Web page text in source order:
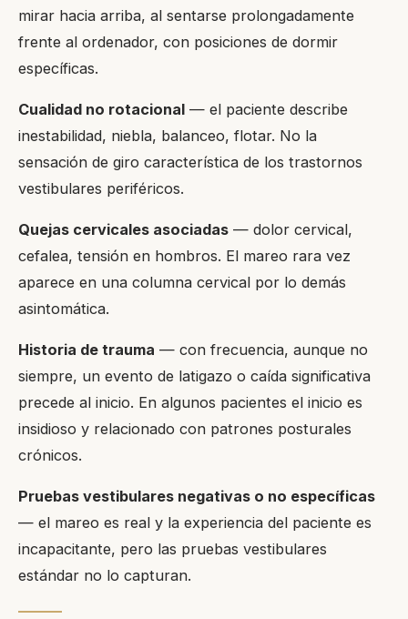
mirar hacia arriba, al sentarse prolongadamente
frente al ordenador, con posiciones de dormir
específicas.
Cualidad no rotacional — el paciente describe
inestabilidad, niebla, balanceo, flotar. No la
sensación de giro característica de los trastornos
vestibulares periféricos.
Quejas cervicales asociadas — dolor cervical,
cefalea, tensión en hombros. El mareo rara vez
aparece en una columna cervical por lo demás
asintomática.
Historia de trauma — con frecuencia, aunque no
siempre, un evento de latigazo o caída significativa
precede al inicio. En algunos pacientes el inicio es
insidioso y relacionado con patrones posturales
crónicos.
Pruebas vestibulares negativas o no específicas
— el mareo es real y la experiencia del paciente es
incapacitante, pero las pruebas vestibulares
estándar no lo capturan.